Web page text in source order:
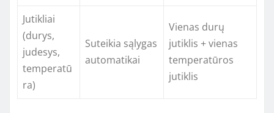
Jutikliai
(durys,
judesys,
temperatū
ra)
Suteikia sąlygas
automatikai
Vienas durų
jutiklis + vienas
temperatūros
jutiklis